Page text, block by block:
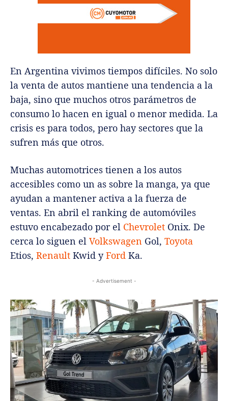
En Argentina vivimos tiempos difíciles. No solo
la venta de autos mantiene una tendencia a la
baja, sino que muchos otros parámetros de
consumo lo hacen en igual o menor medida. La
crisis es para todos, pero hay sectores que la
sufren más que otros.
Muchas automotrices tienen a los autos
accesibles como un as sobre la manga, ya que
ayudan a mantener activa a la fuerza de
ventas. En abril el ranking de automóviles
estuvo encabezado por el Chevrolet Onix. De
cerca lo siguen el Volkswagen Gol, Toyota
Etios, Renault Kwid yFord Ka.
- Advertisement -